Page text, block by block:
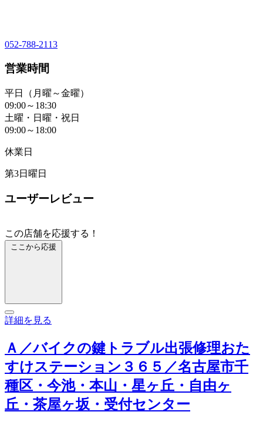
052-788-2113
営業時間
平日（月曜～金曜）
09:00～18:30
土曜・日曜・祝日
09:00～18:00
休業日
第3日曜日
ユーザーレビュー
この店舗を応援する！
ここから応援
詳細を見る
Ａ／バイクの鍵トラブル出張修理おた
すけステーション３６５／名古屋市千
種区・今池・本山・星ヶ丘・自由ヶ
丘・茶屋ヶ坂・受付センター